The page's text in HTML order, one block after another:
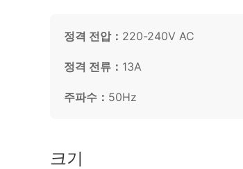
정격 전압： 220-240V AC
정격 전류： 13A
주파수： 50Hz
크기